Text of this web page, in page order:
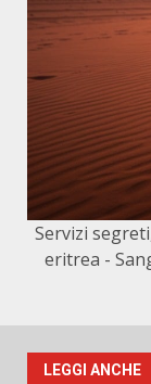
Servizi
eritrea -
LEGGI ANCHE